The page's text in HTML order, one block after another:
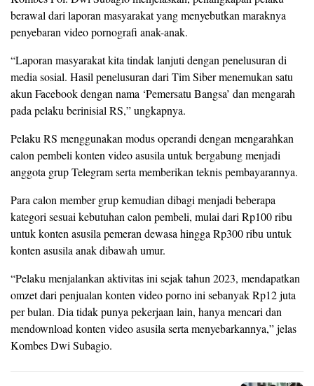
berawal dari laporan masyarakat yang menyebutkan maraknya
penyebaran video pornografi anak-anak.
“Laporan masyarakat kita tindak lanjuti dengan penelusuran di
media sosial. Hasil penelusuran dari Tim Siber menemukan satu
akun Facebook dengan nama ‘Pemersatu Bangsa’ dan mengarah
pada pelaku berinisial RS,” ungkapnya.
Pelaku RS menggunakan modus operandi dengan mengarahkan
calon pembeli konten video asusila untuk bergabung menjadi
anggota grup Telegram serta memberikan teknis pembayarannya.
Para calon member grup kemudian dibagi menjadi beberapa
kategori sesuai kebutuhan calon pembeli, mulai dari Rp100 ribu
untuk konten asusila pemeran dewasa hingga Rp300 ribu untuk
konten asusila anak dibawah umur.
“Pelaku menjalankan aktivitas ini sejak tahun 2023, mendapatkan
omzet dari penjualan konten video porno ini sebanyak Rp12 juta
per bulan. Dia tidak punya pekerjaan lain, hanya mencari dan
mendownload konten video asusila serta menyebarkannya,” jelas
Kombes Dwi Subagio.